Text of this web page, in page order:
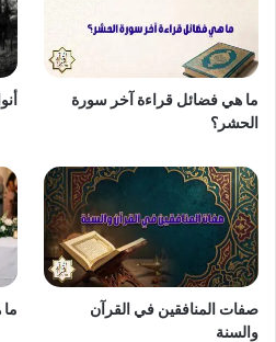
ما هي فضائل قراءة آخر سورة
الحشر؟
صفات المنافقين في القرآن
والسنة